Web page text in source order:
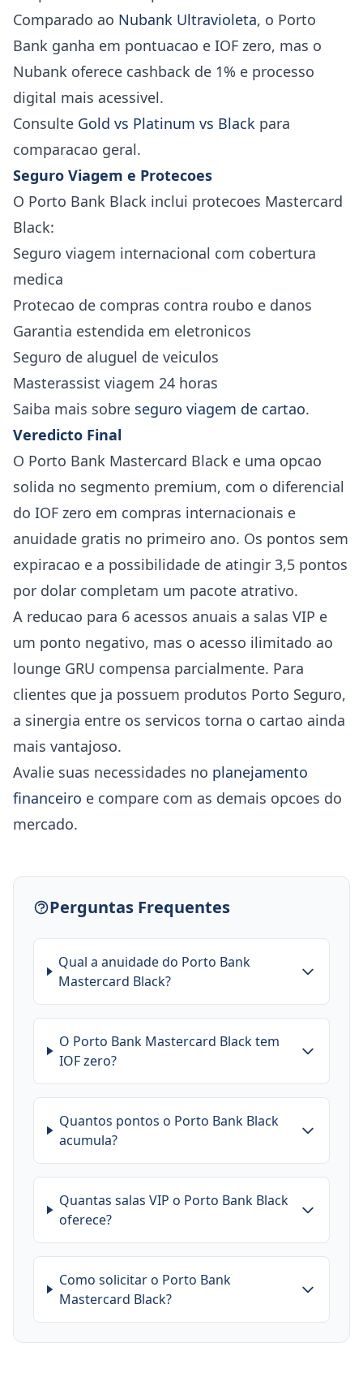
Comparado ao Nubank Ultravioleta, o Porto
Bank ganha em pontuacao e IOF zero, mas o
Nubank oferece cashback de 1% e processo
digital mais acessivel.
Consulte Gold vs Platinum vs Black para
comparacao geral.
Seguro Viagem e Protecoes
O Porto Bank Black inclui protecoes Mastercard
Black:
Seguro viagem internacional com cobertura
medica
Protecao de compras contra roubo e danos
Garantia estendida em eletronicos
Seguro de aluguel de veiculos
Masterassist viagem 24 horas
Saiba mais sobre seguro viagem de cartao.
Veredicto Final
O Porto Bank Mastercard Black e uma opcao
solida no segmento premium, com o diferencial
do IOF zero em compras internacionais e
anuidade gratis no primeiro ano. Os pontos sem
expiracao e a possibilidade de atingir 3,5 pontos
por dolar completam um pacote atrativo.
A reducao para 6 acessos anuais a salas VIP e
um ponto negativo, mas o acesso ilimitado ao
lounge GRU compensa parcialmente. Para
clientes que ja possuem produtos Porto Seguro,
a sinergia entre os servicos torna o cartao ainda
mais vantajoso.
Avalie suas necessidades no planejamento
financeiro e compare com as demais opcoes do
mercado.
Perguntas Frequentes
Qual a anuidade do Porto Bank
Mastercard Black?
O Porto Bank Mastercard Black tem
IOF zero?
Quantos pontos o Porto Bank Black
acumula?
Quantas salas VIP o Porto Bank Black
oferece?
Como solicitar o Porto Bank
Mastercard Black?